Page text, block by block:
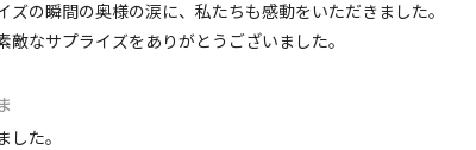
ズの瞬間の奥様の涙に、私たちも感動をいただきました。
敵なサプライズをありがとうございました。
した。